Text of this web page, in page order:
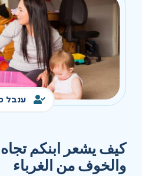
ענבל
كيف يشعر ابنكم
والخوف من الغرباء